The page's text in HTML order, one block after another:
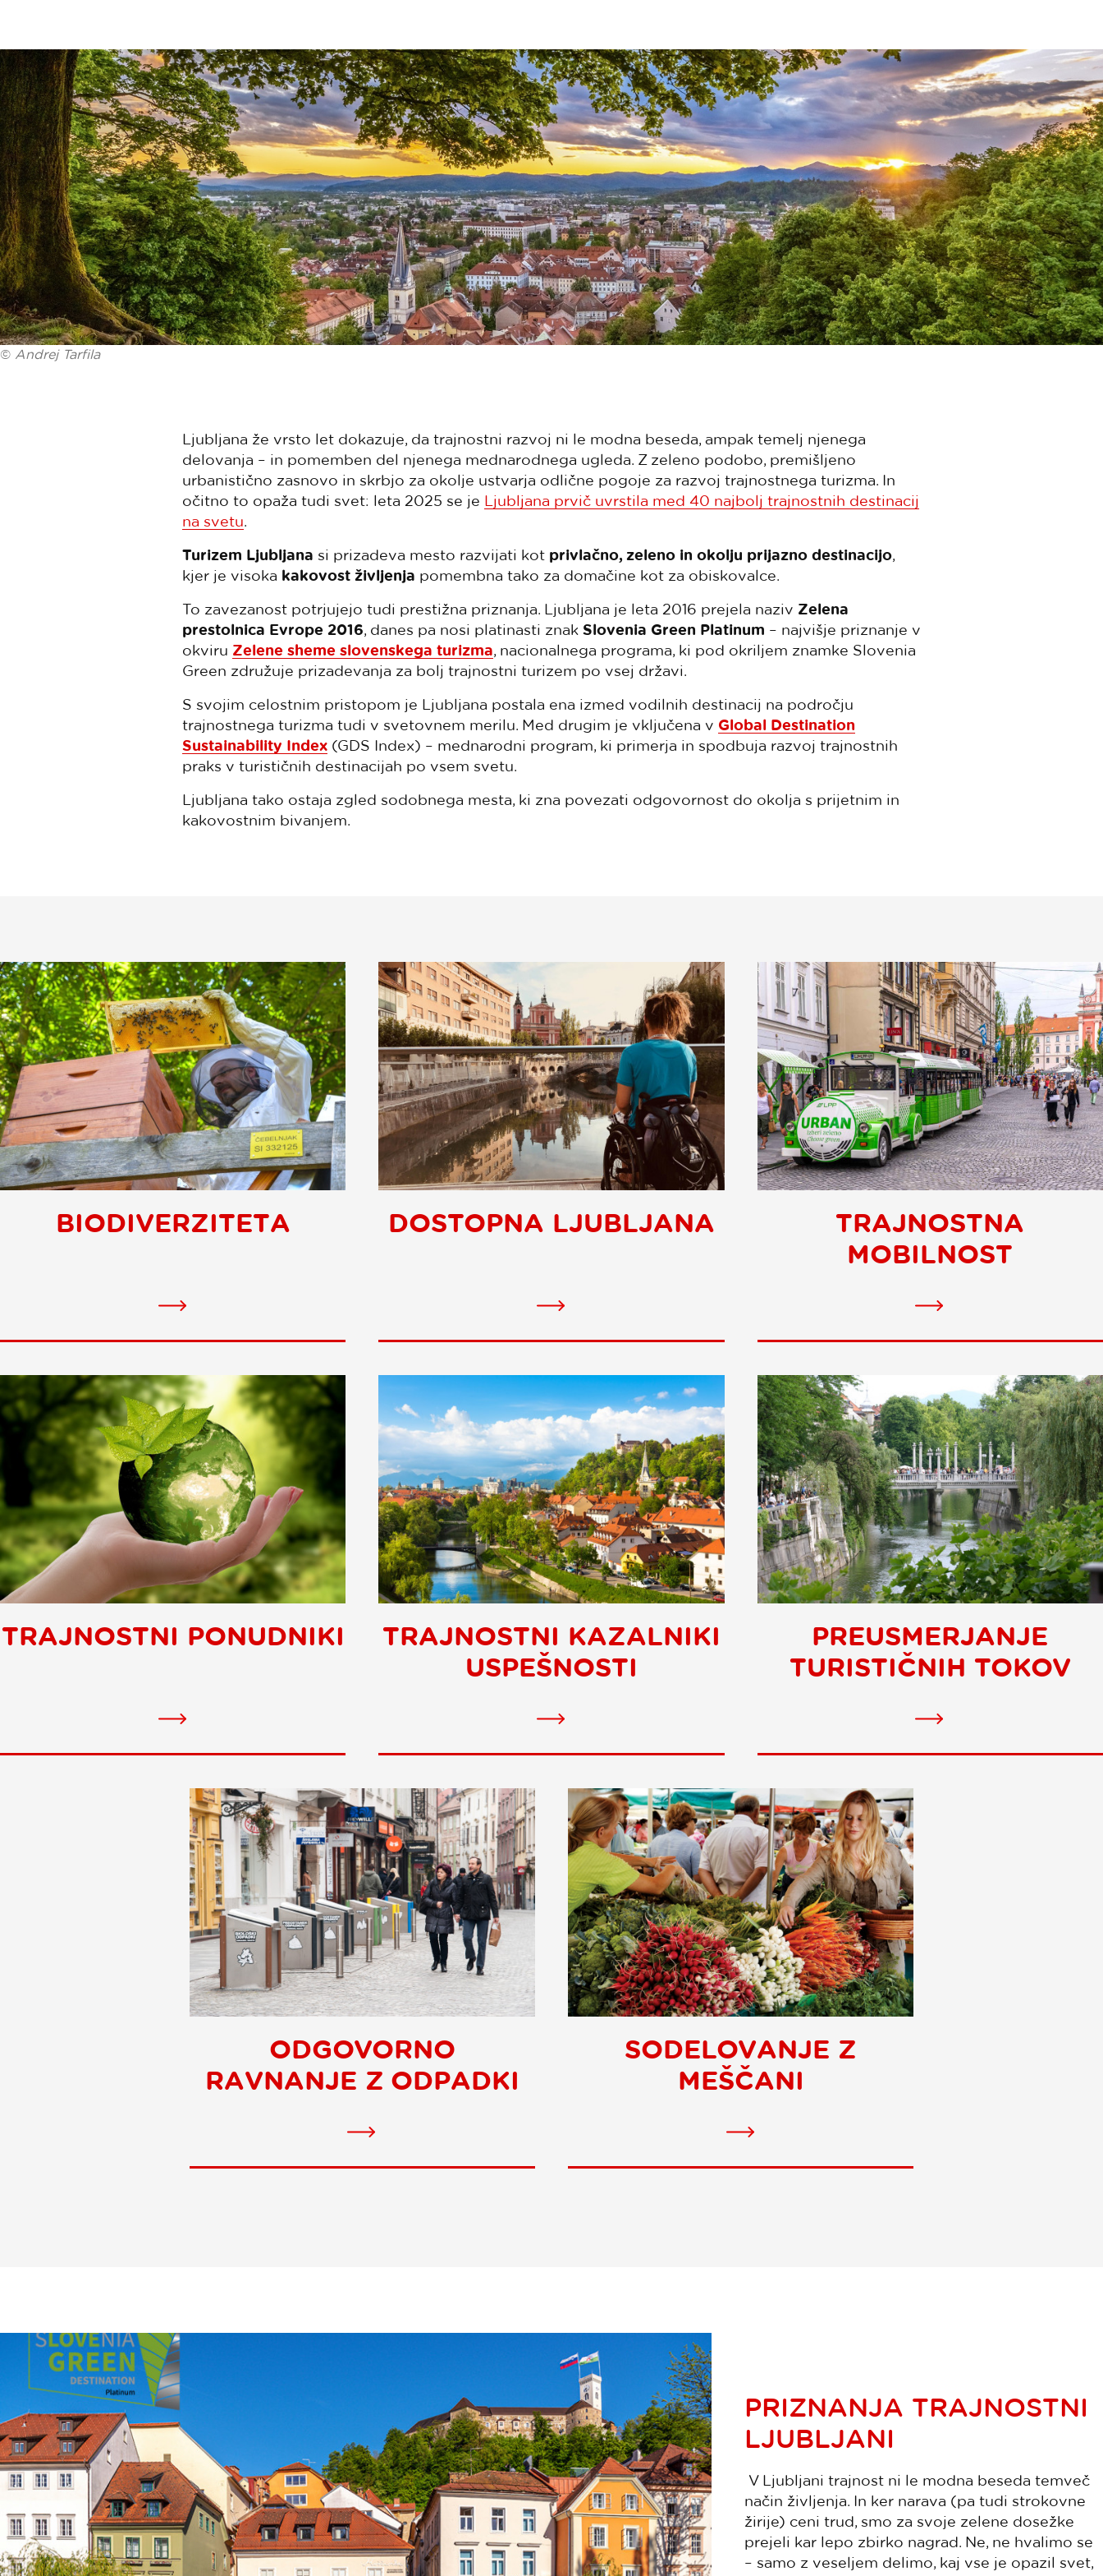
© Andrej Tarfila
Ljubljana že vrsto let dokazuje, da trajnostni razvoj ni le modna beseda, ampak temelj njenega
delovanja – in pomemben del njenega mednarodnega ugleda. Z zeleno podobo, premišljeno
urbanistično zasnovo in skrbjo za okolje ustvarja odlične pogoje za razvoj trajnostnega turizma. In
očitno to opaža tudi svet: leta 2025 se je Ljubljana prvič uvrstila med 40 najbolj trajnostnih destinacij
na svetu.
Turizem Ljubljana si prizadeva mesto razvijati kot privlačno, zeleno in okolju prijazno destinacijo,
kjer je visoka kakovost življenja pomembna tako za domačine kot za obiskovalce.
To zavezanost potrjujejo tudi prestižna priznanja. Ljubljana je leta 2016 prejela naziv Zelena
prestolnica Evrope 2016, danes pa nosi platinasti znak Slovenia Green Platinum – najvišje priznanje v
okviru Zelene sheme slovenskega turizma, nacionalnega programa, ki pod okriljem znamke Slovenia
Green združuje prizadevanja za bolj trajnostni turizem po vsej državi.
S svojim celostnim pristopom je Ljubljana postala ena izmed vodilnih destinacij na področju
trajnostnega turizma tudi v svetovnem merilu. Med drugim je vključena v Global Destination
Sustainability Index (GDS Index) – mednarodni program, ki primerja in spodbuja razvoj trajnostnih
praks v turističnih destinacijah po vsem svetu.
Ljubljana tako ostaja zgled sodobnega mesta, ki zna povezati odgovornost do okolja s prijetnim in
kakovostnim bivanjem.
BIODIVERZITETA
Biodiversity
DOSTOPNA LJUBLJANA
Accessible
TRAJNOSTNA
MOBILNOST
Trajnostna
TRAJNOSTNI PONUDNIKI
Sustainable
Providers
TRAJNOSTNI KAZALNIKI
USPEŠNOSTI
Trajnostni
uspešnosti
PREUSMERJANJE
TURISTIČNIH TOKOV
Redirecting
flows
ODGOVORNO
RAVNANJE Z ODPADKI
Responsible
management
SODELOVANJE Z
MEŠČANI
Collaboration
the
PRIZNANJA TRAJNOSTNI
LJUBLJANI
V Ljubljani trajnost ni le modna beseda temveč
način življenja. In ker narava (pa tudi strokovne
žirije) ceni trud, smo za svoje zelene dosežke
prejeli kar lepo zbirko nagrad. Ne, ne hvalimo se
– samo z veseljem delimo, kaj vse je opazil svet,